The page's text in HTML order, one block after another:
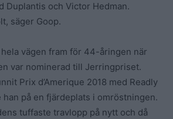
Duplantis och Victor Hedman.
säger Goop.
vägen fram för 44-åringen när
var nominerad till Jerringpriset.
Prix d’Amerique 2018 med Readly
han på en fjärdeplats i omröstningen.
tuffaste travlopp på nytt och då